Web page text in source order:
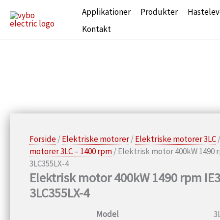
Applikationer Produkter
Kontakt
Forside/Elektriske motorer/Elektriske motorer 3LC
motorer 3LC – 1400 rpm/ Elektrisk motor 400kW 1490
3LC355LX-4
Elektrisk motor 400kW 1490 rpm
3LC355LX-4
Model